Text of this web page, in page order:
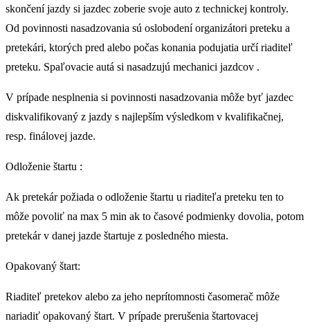
skončení jazdy si jazdec zoberie svoje auto z technickej kontroly.
Od povinnosti nasadzovania sú oslobodení organizátori preteku a
pretekári, ktorých pred alebo počas konania podujatia určí riaditeľ
preteku. Spaľovacie autá si nasadzujú mechanici jazdcov .
V prípade nesplnenia si povinnosti nasadzovania môže byť jazdec
diskvalifikovaný z jazdy s najlepším výsledkom v kvalifikačnej,
resp. finálovej jazde.
Odloženie štartu :
Ak pretekár požiada o odloženie štartu u riaditeľa preteku ten to
môže povoliť na max 5 min ak to časové podmienky dovolia, potom
pretekár v danej jazde štartuje z posledného miesta.
Opakovaný štart:
Riaditeľ pretekov alebo za jeho neprítomnosti časomerač môže
nariadiť opakovaný štart. V prípade prerušenia štartovacej